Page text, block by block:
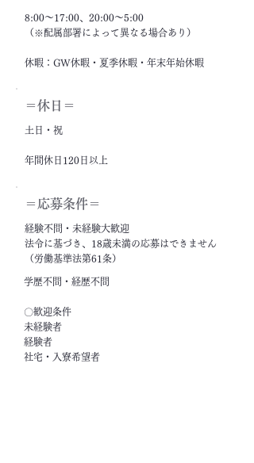
8:00～17:00、20:00～5:00
（※配属部署によって異なる場合あり）
休暇：GW休暇・夏季休暇・年末年始休暇
＝休日＝
土日・祝
年間休日120日以上
＝応募条件＝
経験不問・未経験大歓迎
法令に基づき、18歳未満の応募はできません
（労働基準法第61条）
学歴不問・経歴不問
〇歓迎条件
未経験者
経験者
社宅・入寮希望者